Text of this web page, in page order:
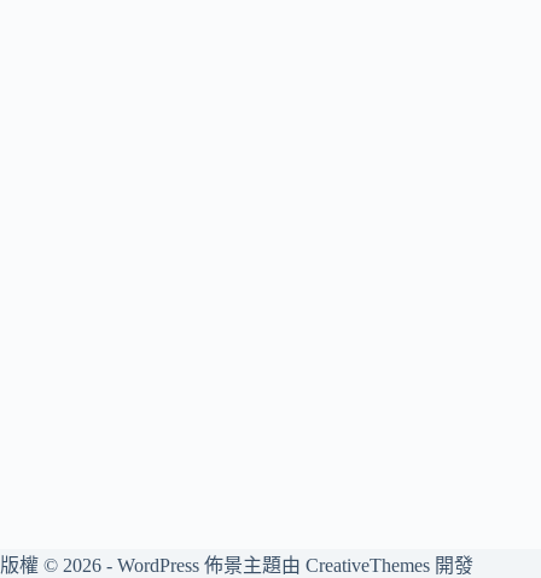
版權 © 2026 - WordPress 佈景主題由 CreativeThemes 開發